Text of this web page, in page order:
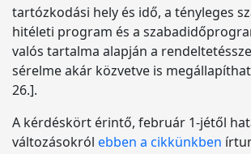
tartózkodási hely és idő, a tényleges
hitéleti program és a
valós tartalma alapján a
sérelme akár közvetve is
26.].
A kérdéskört érintő, február 1-jétől
változásokról ebben a cikkünkben